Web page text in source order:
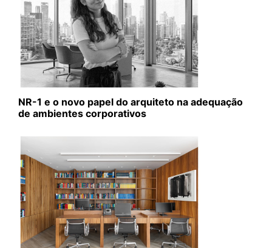
NR-1 e o novo papel do arquiteto na adequação
de ambientes corporativos